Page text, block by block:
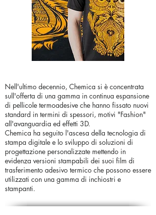
Nell'ultimo decennio, Chemica si è concentrata
sull'offerta di una gamma in continua espansione
di pellicole termoadesive che hanno fissato nuovi
standard in termini di spessori, motivi "Fashion"
all'avanguardia ed effetti 3D.
Chemica ha seguito l'ascesa della tecnologia di
stampa digitale e lo sviluppo di soluzioni di
progettazione personalizzate mettendo in
evidenza versioni stampabili dei suoi film di
trasferimento adesivo termico che possono essere
utilizzati con una gamma di inchiostri e
stampanti.